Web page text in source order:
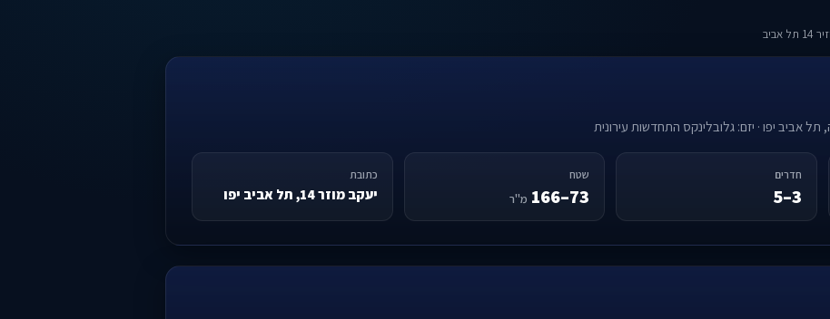
תל אביב
אביב יפו · יזם: גלובלינקס התחדשות עירונית
חדרים
3–5
שטח
73–166 מ"ר
כתובת
יעקב מוזר 14, תל אביב יפו